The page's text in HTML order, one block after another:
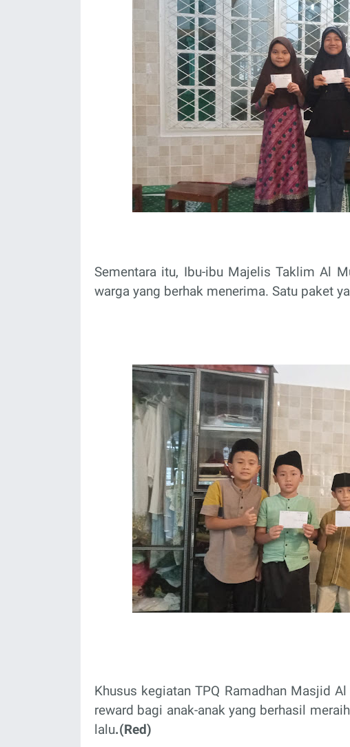
Sementara itu, Ibu-ibu Majelis Taklim Al
warga yang berhak menerima. Satu paket
Khusus kegiatan TPQ Ramadhan Masjid
reward bagi anak-anak yang berhasil
lalu.(Red)